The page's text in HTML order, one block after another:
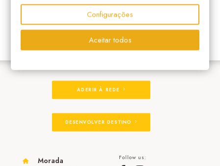
ADERIR À REDE
DESENVOLVER DESTINO
Morada Follow us:
Configurações
Aceitar todos